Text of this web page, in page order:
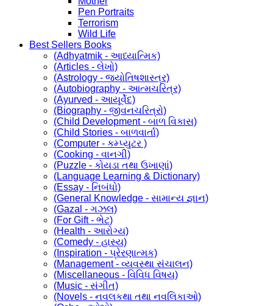
Pen Portraits
Terrorism
Wild Life
Best Sellers Books
(Adhyatmik - આધ્યાત્મિક)
(Articles - લેખો)
(Astrology - જ્યોતિષશાસ્ત્ર)
(Autobiography - આત્મચરિત્ર)
(Ayurved - આયૂર્વેદ)
(Biography - જીવનચરિત્રો)
(Child Development - બાળ વિકાસ)
(Child Stories - બાળવાર્તા)
(Computer - કમ્પ્યુટર )
(Cooking - વાનગી)
(Puzzle - કોયડા તથા ઉખાણાં)
(Language Learning & Dictionary)
(Essay - નિબંધો)
(General Knowledge - સામાન્ય જ્ઞાન)
(Gazal - ગઝલ)
(For Gift - ભેટ)
(Health - આરોગ્ય)
(Comedy - હાસ્ય)
(Inspiration - પ્રેરણાત્મક)
(Management - વ્યવસ્થા સંચાલન)
(Miscellaneous - વિવિધ વિષય)
(Music - સંગીત)
(Novels - નવલકથા તથા નવલિકાઓ)